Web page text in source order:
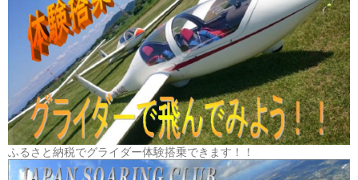
ふるさと納税でグライダー体験搭乗できます！！